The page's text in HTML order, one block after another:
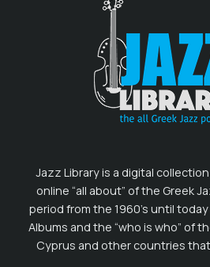
Jazz Library is a digital
online “all about” of the Greek
period from the 1960’s until
Albums and the “who is who” of
Cyprus and other countries